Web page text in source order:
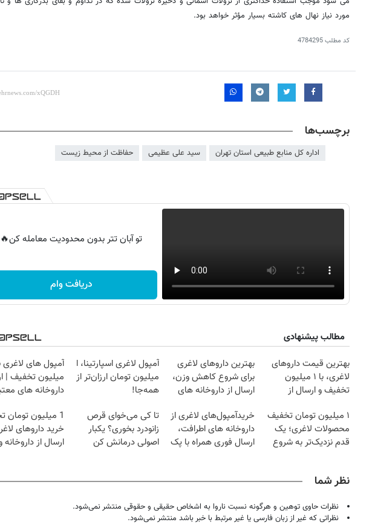
مورد نیاز نهال های کاشته بسیار مؤثر خواهد بود.
کد مطلب4784295
برچسب‌ها
اداره کل منابع طبیعی استان تهران سید علی عظیمی حفاظت از محیط زیست
تو آبان تتر بدون محدودیت معامله کن🔥
دریافت وام
مطالب پیشنهادی
بهترین قیمت داروهای
لاغری، با ۱ میلیون
تخفیف و ارسال از
بهترین داروهای لاغری
برای شروع کاهش وزن،
ارسال از داروخانه های
آمپول لاغری اسپارتینا، ا
میلیون تومان ارزان‌تر از
همه‌جا!
آمپول های لاغری
میلیون تخفیف |
داروخانه های
۱ میلیون تومان تخفیف
محصولات لاغری؛ یک
قدم نزدیک‌تر به شروع
خریدآمپول‌های لاغری از
داروخانه های اطرافت،
ارسال فوری همراه با پک
تا کی می‌خوای قرص
زانودرد بخوری؟ یکبار
اصولی درمانش کن
1 میلیون
خرید داروهای
ارسال از
نظر شما
نظرات حاوی توهین و هرگونه نسبت ناروا به اشخاص حقیقی و حقوقی منتشر نمی‌شود.
نظراتی که غیر از زبان فارسی یا غیر مرتبط با خبر باشد منتشر نمی‌شود.